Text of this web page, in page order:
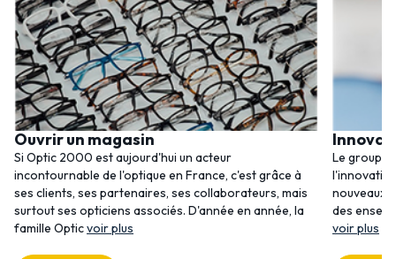
Ouvrir un magasin
Si Optic 2000 est aujourd'hui un acteur
incontournable de l'optique en France, c'est grâce à
ses clients, ses partenaires, ses collaborateurs, mais
surtout ses opticiens associés. D'année en année, la
famille Opticvoir plus
Le
nouveaux
des
voir plus